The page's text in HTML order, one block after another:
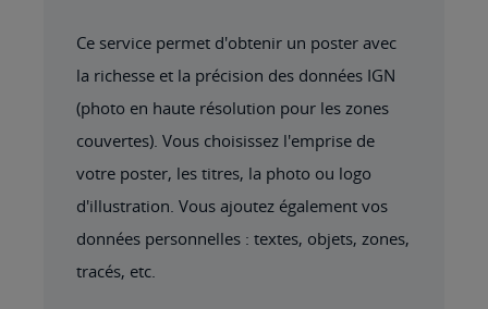
Ce service permet d'obtenir un poster avec
la richesse et la précision des données IGN
(photo en haute résolution pour les zones
couvertes). Vous choisissez l'emprise de
votre poster, les titres, la photo ou logo
d'illustration. Vous ajoutez également vos
données personnelles : textes, objets, zones,
tracés, etc.